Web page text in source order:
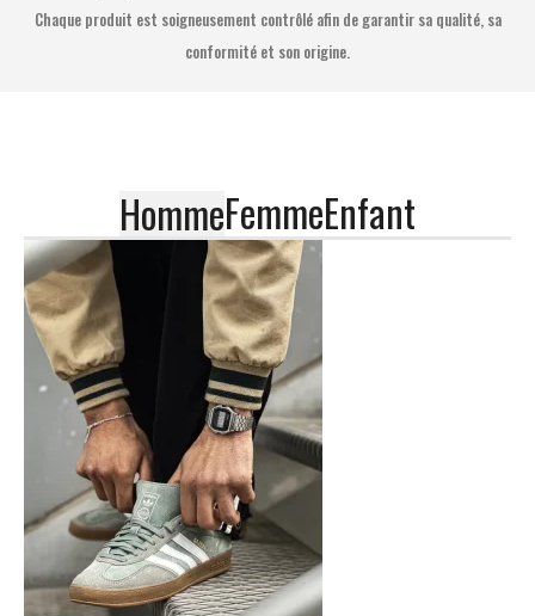
Chaque produit est soigneusement contrôlé afin de garantir sa qualité, sa
conformité et son origine.
HommeFemmeEnfant